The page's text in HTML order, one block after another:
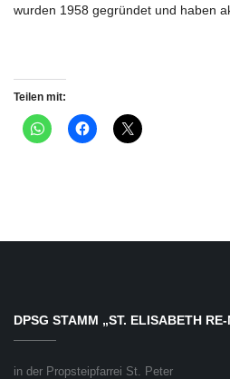
wurden 1958 gegründet und haben
Teilen mit:
DPSG STAMM „ST. ELISABETH RE-
in der Propsteipfarrei St. Peter